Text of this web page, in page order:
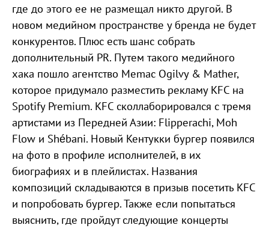
где до этого ее не размещал никто другой. В
новом медийном пространстве у бренда не будет
конкурентов. Плюс есть шанс собрать
дополнительный PR. Путем такого медийного
хака пошло агентство Memac Ogilvy & Mather,
которое придумало разместить рекламу KFC на
Spotify Premium. KFC сколлаборировался с тремя
артистами из Передней Азии: Flipperachi, Moh
Flow и Shébani. Новый Кентукки бургер появился
на фото в профиле исполнителей, в их
биографиях и в плейлистах. Названия
композиций складываются в призыв посетить KFC
и попробовать бургер. Также если попытаться
выяснить, где пройдут следующие концерты